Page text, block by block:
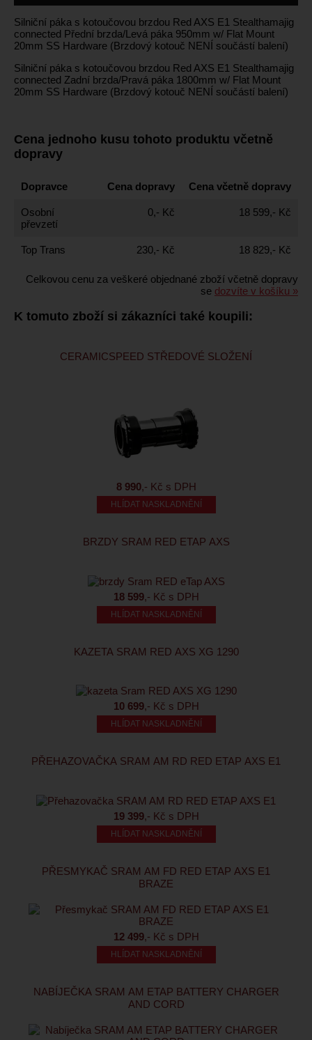
Silniční páka s kotoučovou brzdou Red AXS E1 Stealthamajig
connected Přední brzda/Levá páka 950mm w/ Flat Mount
20mm SS Hardware (Brzdový kotouč NENÍ součástí balení)
Silniční páka s kotoučovou brzdou Red AXS E1 Stealthamajig
connected Zadní brzda/Pravá páka 1800mm w/ Flat Mount
20mm SS Hardware (Brzdový kotouč NENÍ součástí balení)
Cena jednoho kusu tohoto produktu včetně
dopravy
Dopravce Cena dopravy Cena včetně dopravy
Osobní
převzetí
0,- Kč 18 599,- Kč
Top Trans 230,- Kč 18 829,- Kč
Celkovou cenu za veškeré objednané zboží včetně dopravy
se dozvíte v košíku »
K tomuto zboží si zákazníci také koupili:
CERAMICSPEED STŘEDOVÉ SLOŽENÍ
8 990,- Kč s DPH
HLÍDAT NASKLADNĚNÍ
BRZDY SRAM RED ETAP AXS
18 599,- Kč s DPH
HLÍDAT NASKLADNĚNÍ
KAZETA SRAM RED AXS XG 1290
10 699,- Kč s DPH
HLÍDAT NASKLADNĚNÍ
PŘEHAZOVAČKA SRAM AM RD RED ETAP AXS E1
19 399,- Kč s DPH
HLÍDAT NASKLADNĚNÍ
PŘESMYKAČ SRAM AM FD RED ETAP AXS E1
BRAZE
12 499,- Kč s DPH
HLÍDAT NASKLADNĚNÍ
NABÍJEČKA SRAM AM ETAP BATTERY CHARGER
AND CORD